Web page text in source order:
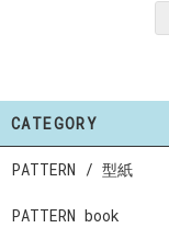
CATEGORY
PATTERN / 型紙
PATTERN book